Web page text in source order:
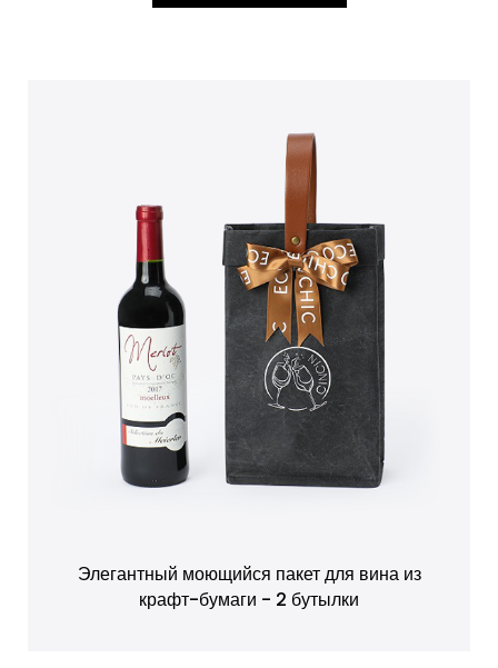
Элегантный моющийся пакет для вина из
крафт-бумаги - 2 бутылки